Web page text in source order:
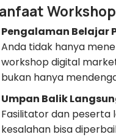
Pengalaman Belajar
Anda tidak hanya
workshop digital
bukan hanya
Umpan Balik
Fasilitator dan peserta
kesalahan bisa